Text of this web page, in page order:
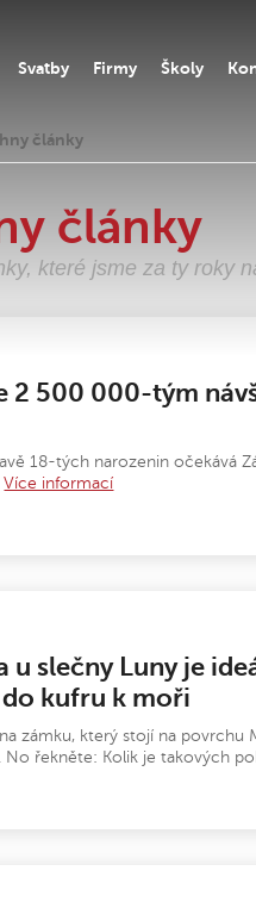
Svatby Firmy Školy
články
články
které jsme za ty roky
2 500 000-tým
18-tých narozenin očekává
Více informací
u slečny Luny je
kufru k moři
zámku, který stojí na povrchu
No řekněte: Kolik je takových